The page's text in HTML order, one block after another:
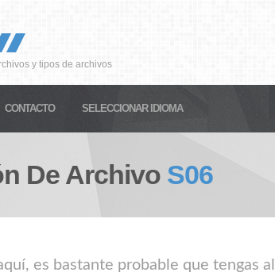
y tipos de archivos
CONTACTO SELECCIONAR IDIOMA
De Archivo S06
es bastante probable que tengas